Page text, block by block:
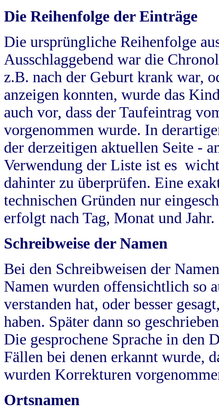
Die Reihenfolge der Einträge
Die ursprüngliche Reihenfolge
Ausschlaggebend war die
z.B. nach der Geburt krank war,
anzeigen konnten, wurde das
auch vor, dass der Taufeintrag
vorgenommen wurde. In
der derzeitigen aktuellen Seite -
Verwendung der Liste ist es
dahinter zu überprüfen. Eine
technischen Gründen nur
erfolgt nach Tag, Monat und Jahr.
Schreibweise der Namen
Bei den Schreibweisen der
Namen wurden offensichtlich so
verstanden hat, oder besser
haben. Später dann so
Die gesprochene Sprache in
Fällen bei denen erkannt wurde,
wurden Korrekturen
Ortsnamen